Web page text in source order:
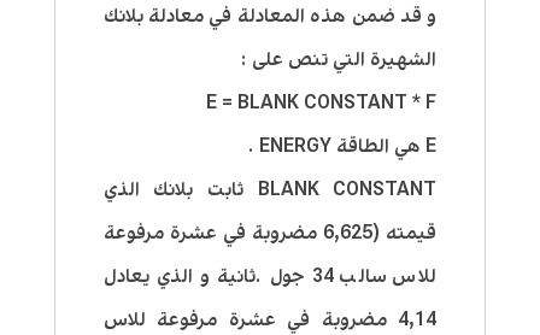
و قد ضمن هذه المعادلة في معادلة بلانك
الشهيرة التي تنص على :
E = BLANK CONSTANT * F
E هي الطاقة ENERGY .
BLANK CONSTANT ثابت بلانك الذي
قيمته (6,625 مضروبة في عشرة مرفوعة
للاس سالب 34 جول .ثانية و الذي يعادل
4,14 مضروبة في عشرة مرفوعة للاس